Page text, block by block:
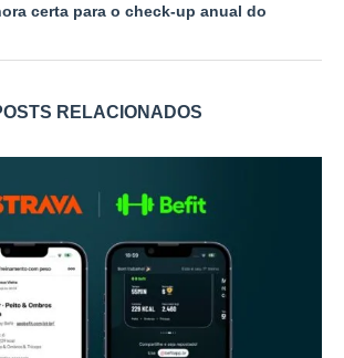
certa para o check-up anual do
RELACIONADOS